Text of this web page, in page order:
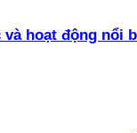
hoạt động nổi